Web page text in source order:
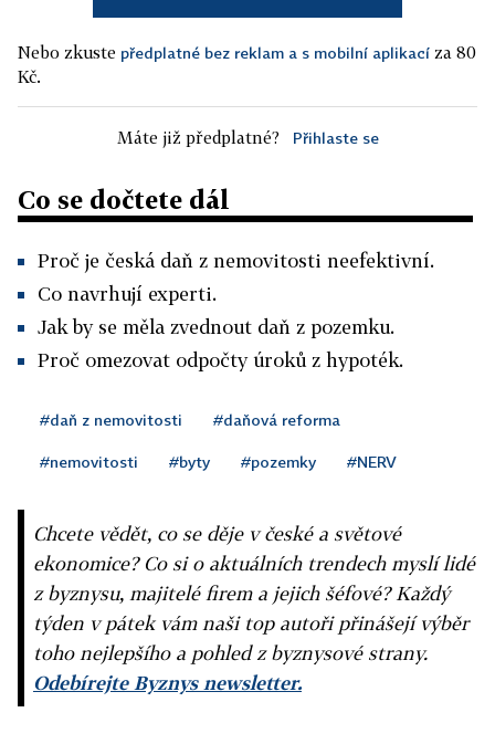
Nebo zkuste předplatné bez reklam a s mobilní aplikací za 80
Kč.
Máte již předplatné? Přihlaste se
Co se dočtete dál
Proč je česká daň z nemovitosti neefektivní.
Co navrhují experti.
Jak by se měla zvednout daň z pozemku.
Proč omezovat odpočty úroků z hypoték.
#daň z nemovitosti #daňová reforma
#nemovitosti #byty #pozemky #NERV
Chcete vědět, co se děje v české a světové
ekonomice? Co si o aktuálních trendech myslí lidé
z byznysu, majitelé firem a jejich šéfové? Každý
týden v pátek vám naši top autoři přinášejí výběr
toho nejlepšího a pohled z byznysové strany.
Odebírejte Byznys newsletter.